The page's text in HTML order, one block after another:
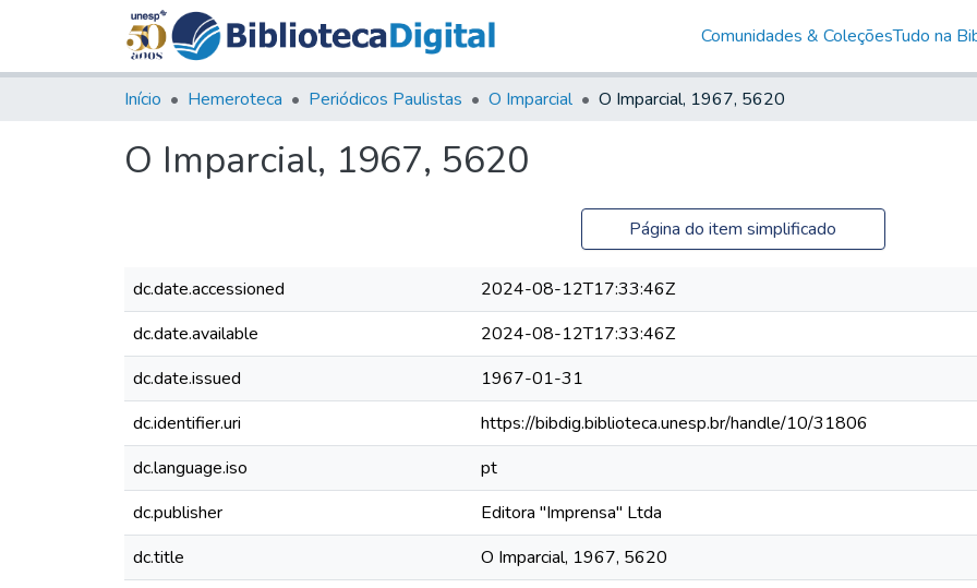
Comunidades & ColeçõesTudo na
Início Hemeroteca Periódicos Paulistas O Imparcial O Imparcial, 1967, 5620
O Imparcial, 1967, 5620
Página do item simplificado
dc.date.accessioned
2024-08-12T17:33:46Z
dc.date.available
2024-08-12T17:33:46Z
dc.date.issued
1967-01-31
dc.identifier.uri
https://bibdig.biblioteca.unesp.br/handle/10/31806
dc.language.iso
pt
dc.publisher
Editora "Imprensa" Ltda
dc.title
O Imparcial, 1967, 5620